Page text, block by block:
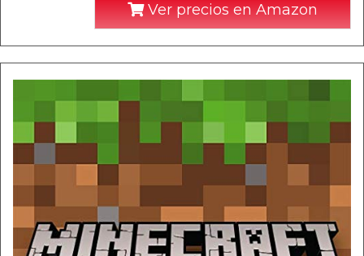
Ver precios en Amazon